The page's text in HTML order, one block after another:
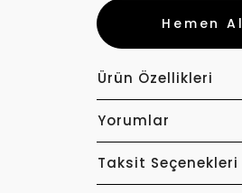
Hemen Al
Ürün Özellikleri
Yorumlar
Taksit Seçenekleri